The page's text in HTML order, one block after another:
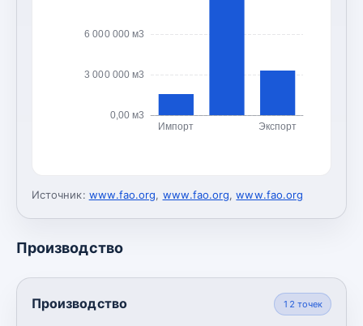
0,00 м3
3 000 000 м3
6 000 000 м3
Импорт Экспорт
Источник: www.fao.org, www.fao.org,www.fao.org
Производство
Производство 12 точек